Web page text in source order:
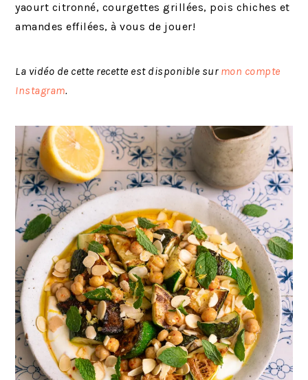
yaourt citronné, courgettes grillées, pois chiches et
amandes effilées, à vous de jouer!
La vidéo de cette recette est disponible sur mon compte
Instagram.